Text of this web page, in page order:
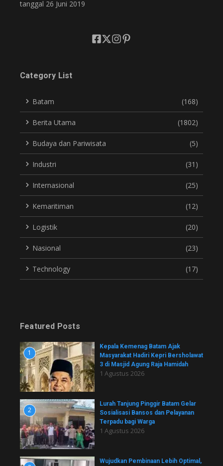
tanggal 26 Juni 2019
Category List
Batam (168)
Berita Utama (1802)
Budaya dan Pariwisata (5)
Industri (31)
Internasional (25)
Kemaritiman (12)
Logistik (20)
Nasional (23)
Technology (17)
Featured Posts
1
Kepala Kemenag Batam Ajak
Masyarakat Hadiri Kepri Bersholawat
3 di Masjid Agung Raja Hamidah
1 Agustus 2026
2
Lurah Tanjung Pinggir Batam Gelar
Sosialisasi Bansos dan Pelayanan
Terpadu bagi Warga
1 Agustus 2026
Wujudkan Pembinaan Lebih Optimal,